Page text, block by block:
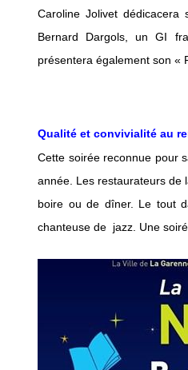
Caroline Jolivet
Bernard Dargols, un GI
présentera également son «
Qualité et convivialité au
Cette soirée reconnue pour
année. Les restaurateurs de
boire ou de dîner. Le tout
chanteuse de jazz. Une